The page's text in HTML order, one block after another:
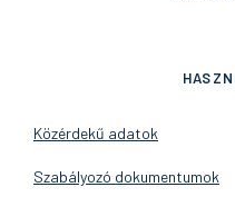
Közérdekű adatok
Szabályozó dokumentumok